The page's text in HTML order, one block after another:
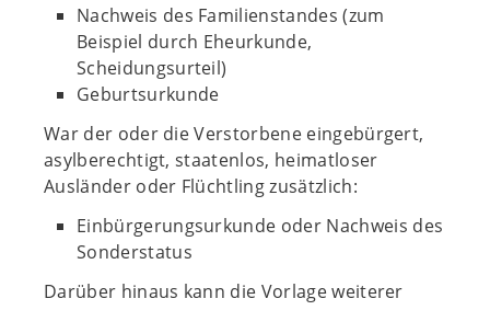
Nachweis des Familienstandes (zum
Beispiel durch Eheurkunde,
Scheidungsurteil)
Geburtsurkunde
War der oder die Verstorbene eingebürgert,
asylberechtigt, staatenlos, heimatloser
Ausländer oder Flüchtling zusätzlich:
Einbürgerungsurkunde oder Nachweis des
Sonderstatus
Darüber hinaus kann die Vorlage weiterer